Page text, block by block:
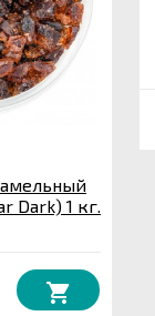
Dark) 1 кг.